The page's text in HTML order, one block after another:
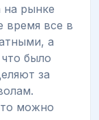
на рынке
время все в
а
было
за
можно